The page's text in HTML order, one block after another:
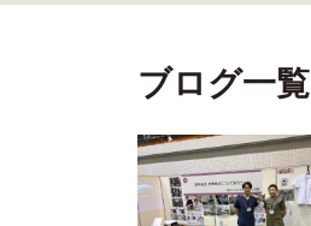
ブログ一覧